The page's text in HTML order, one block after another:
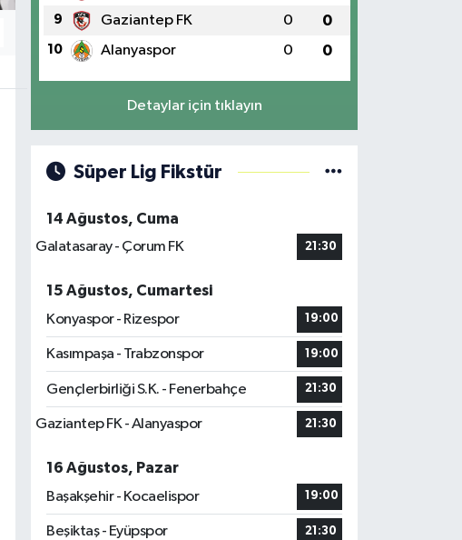
9 Gaziantep FK 0 0
10 Alanyaspor 0 0
Detaylar için tıklayın
Süper Lig Fikstür
14 Ağustos, Cuma
Galatasaray - Çorum FK
21:30
15 Ağustos, Cumartesi
Konyaspor - Rizespor
19:00
Kasımpaşa - Trabzonspor 19:00
Gençlerbirliği S.K. - Fenerbahçe 21:30
Gaziantep FK - Alanyaspor 21:30
16 Ağustos, Pazar
Başakşehir - Kocaelispor
19:00
Beşiktaş - Eyüpspor 21:30